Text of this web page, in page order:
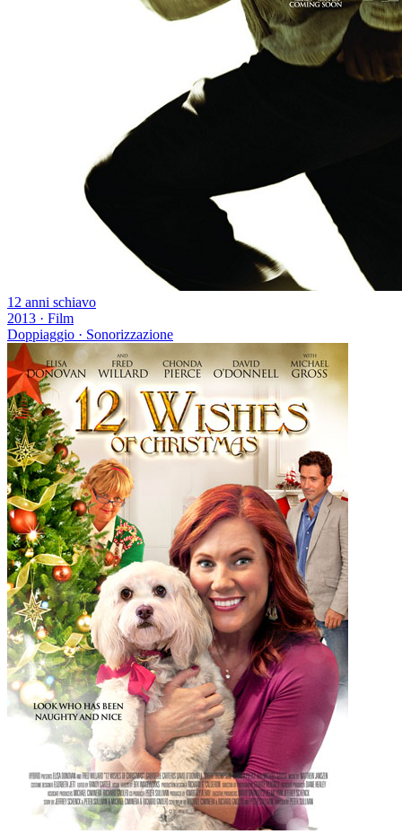
12 anni schiavo
2013 · Film
Doppiaggio · Sonorizzazione